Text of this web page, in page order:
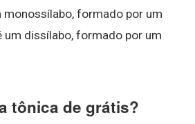
monossílabo, formado por um
um dissílabo, formado por um
tônica de grátis?